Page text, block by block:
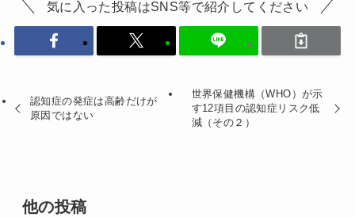
気に入った投稿はSNS等で紹介してください
認知症の発症は高齢だけが
原因ではない
世界保健機構（WHO）が示
す12項目の認知症リスク低
減（その２）
他の投稿